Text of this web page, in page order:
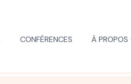
CONFÉRENCES À PROPOS